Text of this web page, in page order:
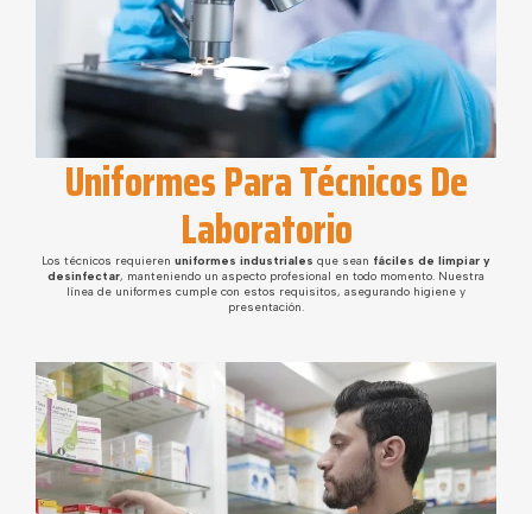
Uniformes Para Técnicos De
Laboratorio
Los técnicos requieren uniformes industriales que sean fáciles de limpiar y
desinfectar, manteniendo un aspecto profesional en todo momento. Nuestra
línea de uniformes cumple con estos requisitos, asegurando higiene y
presentación.